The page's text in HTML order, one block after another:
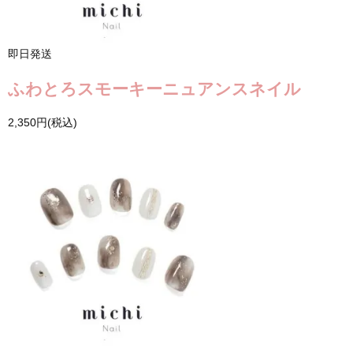
即日発送
ふわとろスモーキーニュアンスネイル
2,350円(税込)